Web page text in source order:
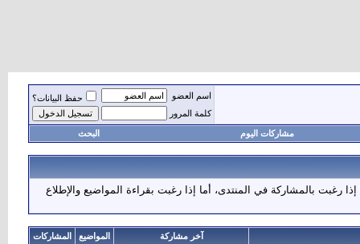
اسم العضو
حفظ البيانات؟
كلمة المرور
مشاركات اليوم البحث
إذا رغبت بالمشاركة في المنتدى، أما إذا رغبت بقراءة المواضيع والإطلاع
آخر مشاركة المواضيع المشاركات